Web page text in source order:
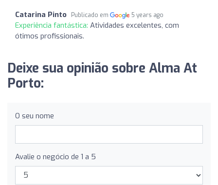
Catarina Pinto Publicado em 5 years ago
Experiência fantástica: Atividades excelentes, com
ótimos profissionais.
Deixe sua opinião sobre Alma At
Porto:
O seu nome
Avalie o negócio de 1 a 5